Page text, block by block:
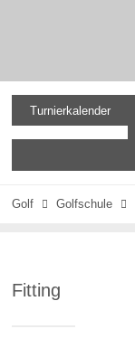
Turnierkalender
Golf  Golfschule 
Fitting